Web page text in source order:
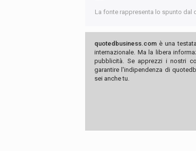
La fonte rappresenta lo spunto dal
quotedbusiness.com è una
internazionale. Ma la libera
pubblicità. Se apprezzi i nostri
garantire l'indipendenza di
sei anche tu.